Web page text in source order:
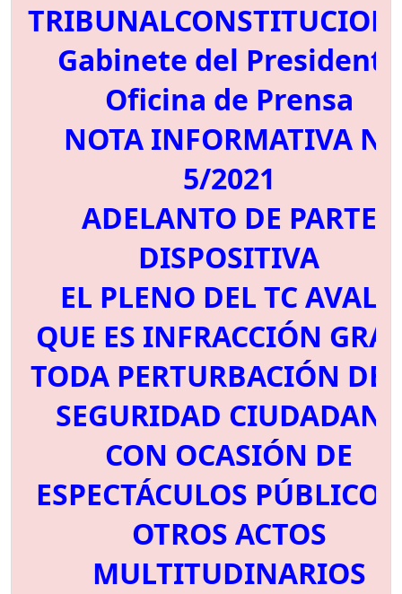
Gabinete del Presidente
Oficina de Prensa
NOTA INFORMATIVA Nº
5/2021
ADELANTO DE PARTE
DISPOSITIVA
EL PLENO DEL TC AVALA
QUE ES INFRACCIÓN
TODA PERTURBACIÓN DE
SEGURIDAD CIUDADANA
CON OCASIÓN DE
ESPECTÁCULOS
OTROS ACTOS
MULTITUDINARIOS